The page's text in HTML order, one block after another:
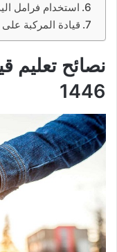
استخدام فرامل
قيادة المركبة
نصائح تعليم
1446